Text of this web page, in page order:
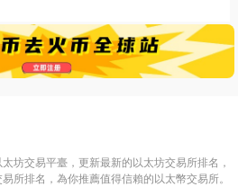
坊交易平臺，更新最新的以太坊交易所排名，
所排名，為你推薦值得信賴的以太幣交易所。